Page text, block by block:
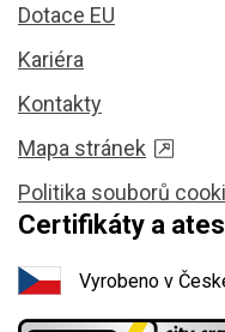
Dotace EU
Kariéra
Kontakty
Mapa stránek
Politika souborů
Certifikáty a
Vyrobeno v